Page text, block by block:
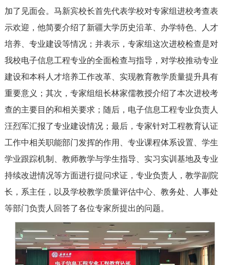
加了见面会。马新宾校长首先代表学校对专家组进校考查表
示欢迎，他简要介绍了新疆大学历史沿革、办学特色、人才
培养、专业建设等情况；并表示，专家组这次进校检查是对
我校电子信息工程专业的全面检查与指导，对学校推动专业
建设和本科人才培养工作改革、实现教育教学质量提升具有
重要意义；其次，专家组组长林家儒教授介绍了本次进校考
查的主要目的和相关要求；随后，电子信息工程专业负责人
汪烈军汇报了专业建设情况；最后，专家针对工程教育认证
工作中相关职能部门发挥的作用、专业课程体系设置、学生
学业跟踪机制、教师教学与学生指导、实习实训基地及专业
持续改进情况等方面进行提问求证，专业负责人，教学副院
长，系主任，以及学校教学质量评估中心、教务处、人事处
等部门负责人回答了各位专家所提出的问题。